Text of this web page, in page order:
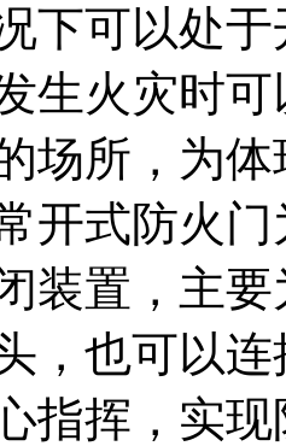
下可以处
生火灾时
场所，为
开式防火
装置，主
，也可以
指挥，实